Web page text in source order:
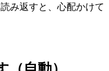
み返すと、心配かけて